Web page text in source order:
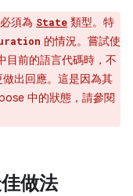
須為 State 類型。特
的情況。嘗試使
目前的語言代碼時，不
出回應。這是因為其
中的狀態，請參閱
做法